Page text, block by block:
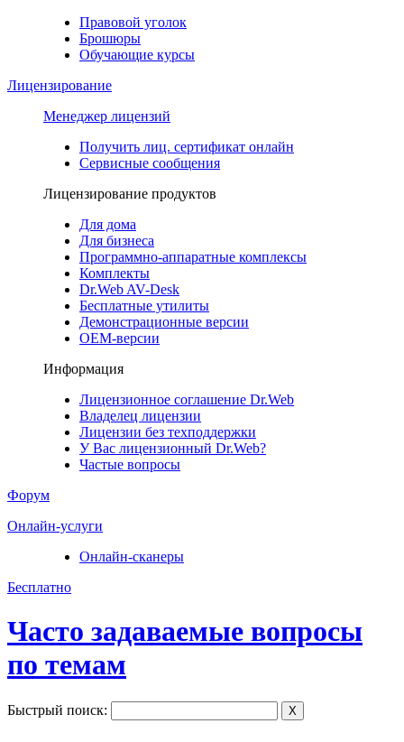
Правовой уголок
Брошюры
Обучающие курсы
Лицензирование
Менеджер лицензий
Получить лиц. сертификат онлайн
Сервисные сообщения
Лицензирование продуктов
Для дома
Для бизнеса
Программно-аппаратные комплексы
Комплекты
Dr.Web AV-Desk
Бесплатные утилиты
Демонстрационные версии
ОЕМ-версии
Информация
Лицензионное соглашение Dr.Web
Владелец лицензии
Лицензии без техподдержки
У Вас лицензионный Dr.Web?
Частые вопросы
Форум
Онлайн-услуги
Онлайн-сканеры
Бесплатно
Часто задаваемые вопросы
по темам
Быстрый поиск: X